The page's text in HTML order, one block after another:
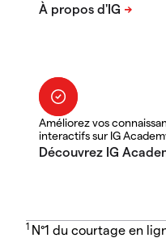
Améliorez vos
interactifs sur IG
1 N°1 du courtage en